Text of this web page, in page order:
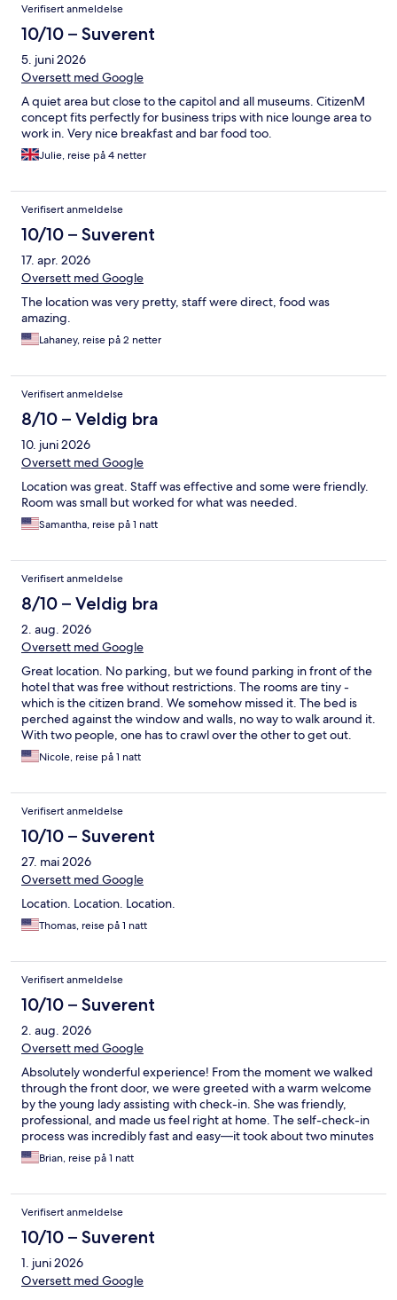
Verifisert anmeldelse
10/10 – Suverent
5. juni 2026
Oversett med Google
A quiet area but close to the capitol and all museums. CitizenM
concept fits perfectly for business trips with nice lounge area to
work in. Very nice breakfast and bar food too.
Julie, reise på 4 netter
Verifisert anmeldelse
10/10 – Suverent
17. apr. 2026
Oversett med Google
The location was very pretty, staff were direct, food was
amazing.
Lahaney, reise på 2 netter
Verifisert anmeldelse
8/10 – Veldig bra
10. juni 2026
Oversett med Google
Location was great. Staff was effective and some were friendly.
Room was small but worked for what was needed.
Samantha, reise på 1 natt
Verifisert anmeldelse
8/10 – Veldig bra
2. aug. 2026
Oversett med Google
Great location. No parking, but we found parking in front of the
hotel that was free without restrictions. The rooms are tiny -
which is the citizen brand. We somehow missed it. The bed is
perched against the window and walls, no way to walk around it.
With two people, one has to crawl over the other to get out.
That said, the price for DC and the location is moderate. Staff
was super helpful and friendly. Breakfast for $25 was delicious.
Nicole, reise på 1 natt
Verifisert anmeldelse
10/10 – Suverent
27. mai 2026
Oversett med Google
Location. Location. Location.
Thomas, reise på 1 natt
Verifisert anmeldelse
10/10 – Suverent
2. aug. 2026
Oversett med Google
Absolutely wonderful experience! From the moment we walked
through the front door, we were greeted with a warm welcome
by the young lady assisting with check-in. She was friendly,
professional, and made us feel right at home. The self-check-in
process was incredibly fast and easy—it took about two minutes
to get our room keys. Once we got to our room, we were
completely amazed. The room was modern, thoughtfully
comfortable and enjoyable. The highlight of our stay was the
bed. We honestly slept better than we have at any hotel we’ve
ever stayed in. It was the best night’s sleep we’ve had while
traveling, and that alone would make us want to come back.
Overall, this was an outstanding experience from start to finish.
We highly recommend citizenM.
Brian, reise på 1 natt
Verifisert anmeldelse
10/10 – Suverent
1. juni 2026
Oversett med Google